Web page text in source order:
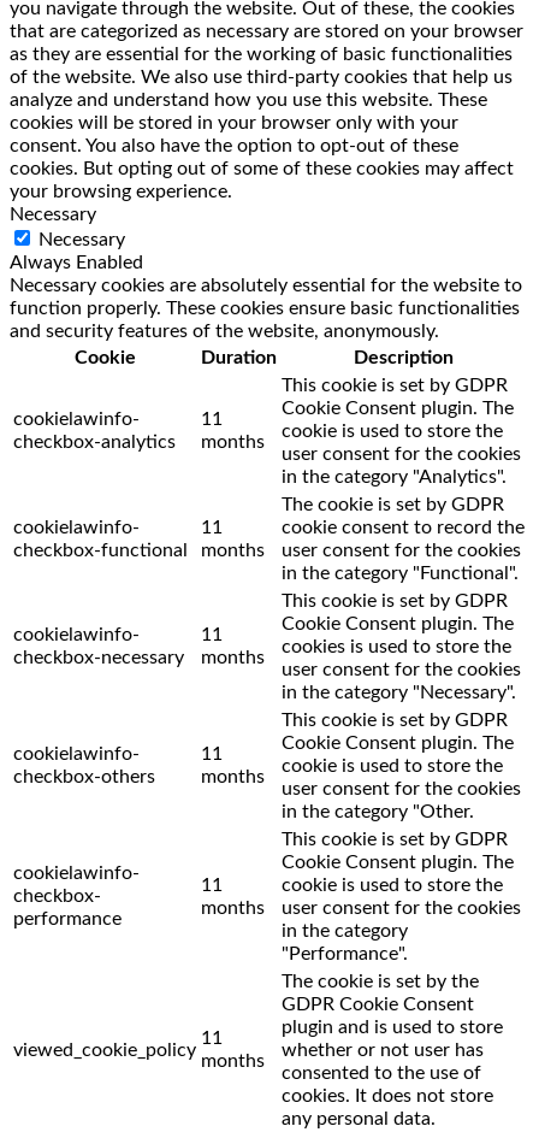
you navigate through the website. Out of these, the cookies
that are categorized as necessary are stored on your browser
as they are essential for the working of basic functionalities
of the website. We also use third-party cookies that help us
analyze and understand how you use this website. These
cookies will be stored in your browser only with your
consent. You also have the option to opt-out of these
cookies. But opting out of some of these cookies may affect
your browsing experience.
Necessary
Necessary
Always Enabled
Necessary cookies are absolutely essential for the website to
function properly. These cookies ensure basic functionalities
and security features of the website, anonymously.
Cookie
Duration Description
cookielawinfo-
checkbox-analytics
11
months
This cookie is set by GDPR
Cookie Consent plugin. The
cookie is used to store the
user consent for the cookies
in the category "Analytics".
cookielawinfo-
checkbox-functional
11
months
The cookie is set by GDPR
cookie consent to record the
user consent for the cookies
in the category "Functional".
cookielawinfo-
checkbox-necessary
11
months
This cookie is set by GDPR
Cookie Consent plugin. The
cookies is used to store the
user consent for the cookies
in the category "Necessary".
cookielawinfo-
checkbox-others
11
months
This cookie is set by GDPR
Cookie Consent plugin. The
cookie is used to store the
user consent for the cookies
in the category "Other.
cookielawinfo-
checkbox-
performance
11
months
This cookie is set by GDPR
Cookie Consent plugin. The
cookie is used to store the
user consent for the cookies
in the category
"Performance".
viewed_cookie_policy
11
months
The cookie is set by the
GDPR Cookie Consent
plugin and is used to store
whether or not user has
consented to the use of
cookies. It does not store
any personal data.